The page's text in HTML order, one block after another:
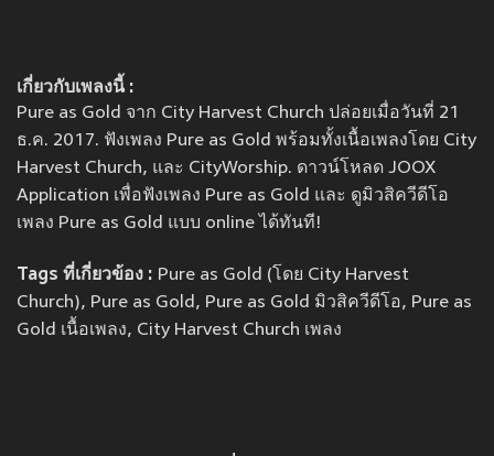
เกี่ยวกับเพลงนี้ :
Pure as Gold จาก City Harvest Church ปล่อยเมื่อวันที่ 21
ธ.ค. 2017. ฟังเพลง Pure as Gold พร้อมทั้งเนื้อเพลงโดย City
Harvest Church, และ CityWorship. ดาวน์โหลด JOOX
Application เพื่อฟังเพลง Pure as Gold และ ดูมิวสิควีดีโอ
เพลง Pure as Gold แบบ online ได้ทันที!
Tags ที่เกี่ยวข้อง : Pure as Gold (โดย City Harvest
Church), Pure as Gold, Pure as Gold มิวสิควีดีโอ, Pure as
Gold เนื้อเพลง, City Harvest Church เพลง